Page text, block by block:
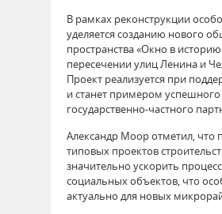
В рамках реконструкции
уделяется созданию нового
пространства «Окно в
пересечении улиц Ленина и
Проект реализуется при
и станет примером успешного
государственно-частного
Александр Моор отметил, что
типовых проектов
значительно ускорить
социальных объектов, что
актуально для новых